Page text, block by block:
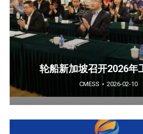
轮船新加坡召开2026年
CMESS 2026-02-10